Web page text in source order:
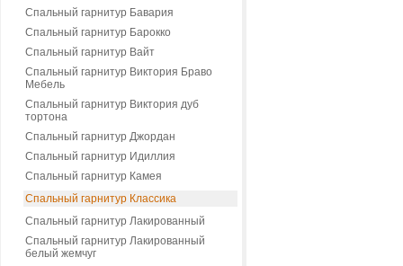
Спальный гарнитур Бавария
Спальный гарнитур Барокко
Спальный гарнитур Вайт
Спальный гарнитур Виктория Браво
Мебель
Спальный гарнитур Виктория дуб
тортона
Спальный гарнитур Джордан
Спальный гарнитур Идиллия
Спальный гарнитур Камея
Спальный гарнитур Классика
Спальный гарнитур Лакированный
Спальный гарнитур Лакированный
белый жемчуг